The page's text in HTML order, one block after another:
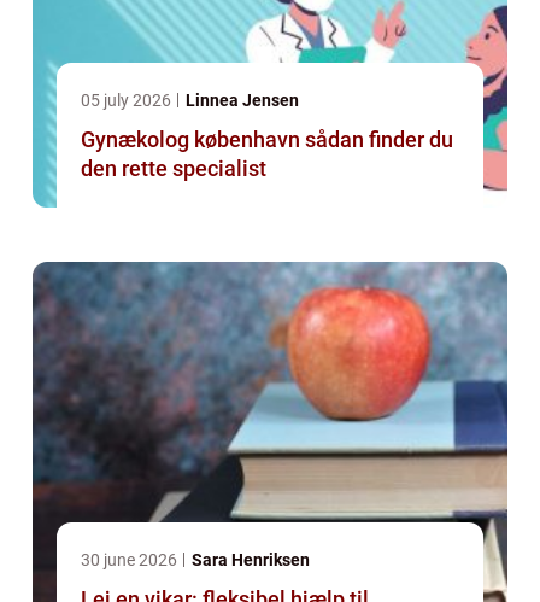
05 july 2026 Linnea Jensen
Gynækolog københavn sådan finder du
den rette specialist
30 june 2026 Sara Henriksen